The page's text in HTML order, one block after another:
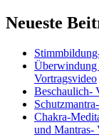
Neueste
Überwindung
Vortragsvideo
Beschaulich-
Chakra-
und Mantras-